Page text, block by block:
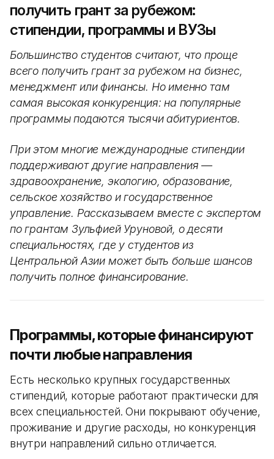
получить грант за рубежом:
стипендии, программы и ВУЗы
Большинство студентов считают, что проще
всего получить грант за рубежом на бизнес,
менеджмент или финансы. Но именно там
самая высокая конкуренция: на популярные
программы подаются тысячи абитуриентов.
При этом многие международные стипендии
поддерживают другие направления —
здравоохранение, экологию, образование,
сельское хозяйство и государственное
управление. Рассказываем вместе с экспертом
по грантам Зульфией Уруновой, о десяти
специальностях, где у студентов из
Центральной Азии может быть больше шансов
получить полное финансирование.
Программы, которые финансируют
почти любые направления
Есть несколько крупных государственных
стипендий, которые работают практически для
всех специальностей. Они покрывают обучение,
проживание и другие расходы, но конкуренция
внутри направлений сильно отличается.